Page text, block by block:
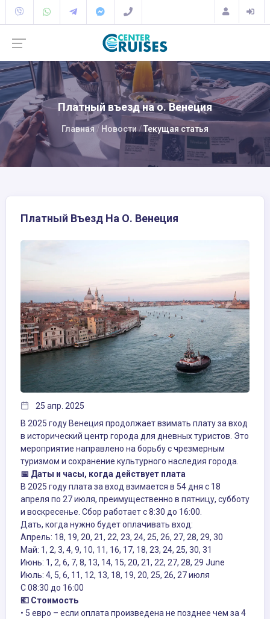
Платный въезд на о. Венеция
Главная Новости Текущая статья
Платный Въезд На О. Венеция
25 апр. 2025
В 2025 году Венеция продолжает взимать плату за вход
в исторический центр города для дневных туристов. Это
мероприятие направлено на борьбу с чрезмерным
туризмом и сохранение культурного наследия города.
📅 Даты и часы, когда действует плата
В 2025 году плата за вход взимается в 54 дня с 18
апреля по 27 июля, преимущественно в пятницу, субботу
и воскресенье. Сбор работает с 8:30 до 16:00.
Дать, когда нужно будет оплачивать вход:
Апрель: 18, 19, 20, 21, 22, 23, 24, 25, 26, 27, 28, 29, 30
Май: 1, 2, 3, 4, 9, 10, 11, 16, 17, 18, 23, 24, 25, 30, 31
Июнь: 1, 2, 6, 7, 8, 13, 14, 15, 20, 21, 22, 27, 28, 29 June
Июль: 4, 5, 6, 11, 12, 13, 18, 19, 20, 25, 26, 27 июля
С 08:30 до 16:00
💶 Стоимость
• 5 евро – если оплата произведена не позднее чем за 4